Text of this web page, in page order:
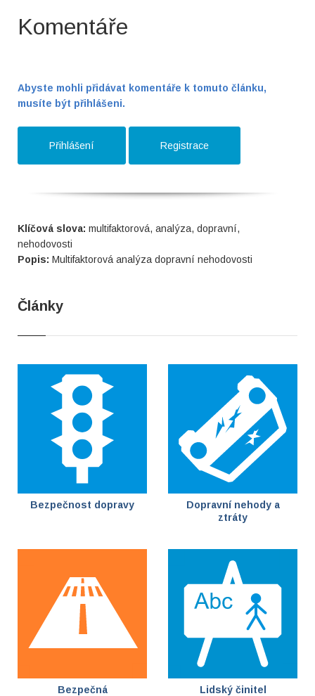
Komentáře
Abyste mohli přidávat komentáře k tomuto článku,
musíte být přihlášeni.
Přihlášení Registrace
Klíčová slova: multifaktorová, analýza, dopravní,
nehodovosti
Popis: Multifaktorová analýza dopravní nehodovosti
Články
Bezpečnost dopravy
Dopravní nehody a
ztráty
Bezpečná
Lidský činitel